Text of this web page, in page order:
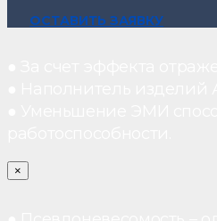
ОСТАВИТЬ ЗАЯВКУ
×